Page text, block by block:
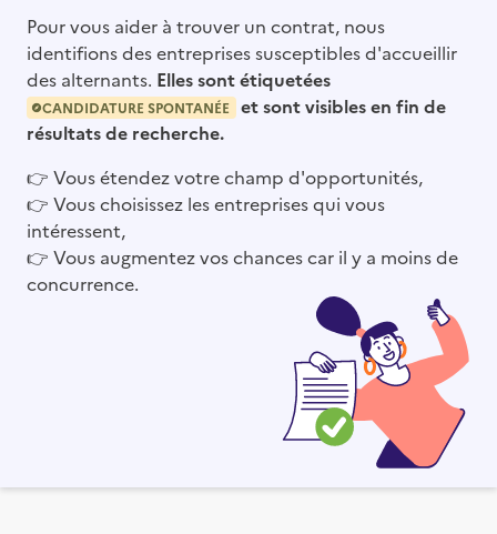
Pour vous aider à trouver un contrat, nous
identifions des entreprises susceptibles d'accueillir
des alternants. Elles sont étiquetées
CANDIDATURE SPONTANÉE
et sont visibles en fin de
résultats de recherche.
👉 Vous étendez votre champ d'opportunités,
👉 Vous choisissez les entreprises qui vous
intéressent,
👉 Vous augmentez vos chances car il y a moins de
concurrence.